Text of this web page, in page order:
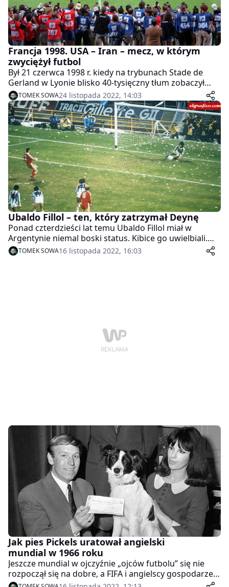
Francja 1998. USA – Iran – mecz, w którym
zwyciężył futbol
Był 21 czerwca 1998 r. kiedy na trybunach Stade de
Gerland w Lyonie blisko 40-tysięczny tłum zobaczył
„najbardziej naładowany politycznie mecz w historii
mistrzostw świata” lub „matkę wszystkich meczów”. W
drugiej kolejce grupowej Iran mierzył się ze Stanami
Zjednoczonymi. Dla ludzi widzących we wszystkim
politykę wydarzenie to miało symptomy wojny. Bitwy,
w której, poprzez boisko, można unaocznić swoją
wyższość nad znienawidzonym rywalem. Ale tamtego
wieczoru gracze obu drużyn stanęli ponad tym,
demonstrując siłę, jaką generuje duch sportu.
TOMEK SOWA24 listopada 2022, 14:03
Ubaldo Fillol – ten, który zatrzymał Deynę
Ponad czterdzieści lat temu Ubaldo Fillol miał w
Argentynie niemal boski status. Kibice go uwielbiali.
Zarabiał godne pieniądze. Cieszył się dobrym życiem.
Legendę wyrzucono jednak River Plate. Za co? Za
TOMEK SOWA16 listopada 2022, 16:03
Jak pies Pickels uratował angielski
mundial w 1966 roku
Jeszcze mundial w ojczyźnie „ojców futbolu” się nie
rozpoczął się na dobre, a FIFA i angielscy gospodarze
już mieli nie lata problem. W niedzielę 20 marca 1966 r.